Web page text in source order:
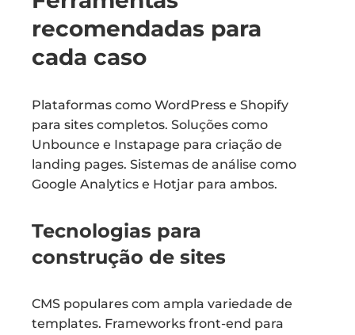
recomendadas para
cada caso
Plataformas como WordPress e Shopify
para sites completos. Soluções como
Unbounce e Instapage para criação de
landing pages. Sistemas de análise como
Google Analytics e Hotjar para ambos.
Tecnologias para
construção de sites
CMS populares com ampla variedade de
templates. Frameworks front-end para